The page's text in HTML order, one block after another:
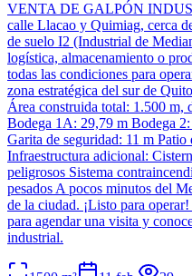
VENTA DE GALPÓN
calle Llacao y Quimiag, cerca
de suelo I2 (Industrial de
logística, almacenamiento o
todas las condiciones para
zona estratégica del sur de
Área construida total: 1.500 m,
Bodega 1A: 29,79 m Bodega
Garita de seguridad: 11 m
Infraestructura adicional:
peligrosos Sistema
pesados A pocos minutos del
de la ciudad. ¡Listo para
para agendar una visita y
industrial.